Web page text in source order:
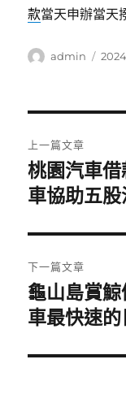
款當天申辦當天
作
admin
發
章
導
覽
上一篇文章
上
一
文
章:
桃園汽車
車協助五
下一篇文章
下
一
文
龜山島賞
車最快速